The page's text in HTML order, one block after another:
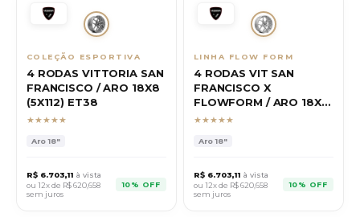
COLEÇÃO ESPORTIVA
4 RODAS VITTORIA SAN
FRANCISCO / ARO 18X8
(5X112) ET38
★★★★★
Aro18"
R$ 6.703,11 à vista
ou 12x de R$620,658
sem juros
10% OFF
LINHA FLOW FORM
4 RODAS VIT SAN
FRANCISCO X
FLOWFORM / ARO 18X8
(5X112) ET42
★★★★★
Aro18"
R$ 6.703,11 à vista
ou 12x de R$620,658
sem juros
10% OFF